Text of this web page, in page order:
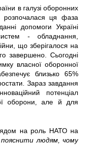
в галузі оборонних
розпочалася ця фаза
допомоги Україні
- обладнання,
що зберігалося на
завершено. Сьогодні
власної оборонної
близько 65%
Зараз завдання
потенціал
оборони, але й для
на роль НАТО на
пояснити людям, чому